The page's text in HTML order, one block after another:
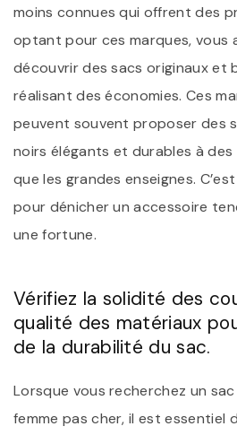
moins connues qui offrent des
optant pour ces marques, vous
découvrir des sacs originaux et
réalisant des économies. Ces
peuvent souvent proposer des
noirs élégants et durables à
que les grandes enseignes.
pour dénicher un accessoire
une fortune.
Vérifiez la solidité des
qualité des matériaux
de la durabilité du sac.
Lorsque vous recherchez un
femme pas cher, il est essentiel